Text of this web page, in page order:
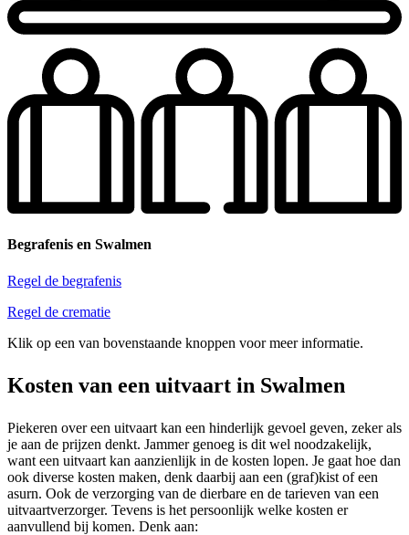
Begrafenis en Swalmen
Regel de begrafenis
Regel de crematie
Klik op een van bovenstaande knoppen voor meer informatie.
Kosten van een uitvaart in Swalmen
Piekeren over een uitvaart kan een hinderlijk gevoel geven, zeker als
je aan de prijzen denkt. Jammer genoeg is dit wel noodzakelijk,
want een uitvaart kan aanzienlijk in de kosten lopen. Je gaat hoe dan
ook diverse kosten maken, denk daarbij aan een (graf)kist of een
asurn. Ook de verzorging van de dierbare en de tarieven van een
uitvaartverzorger. Tevens is het persoonlijk welke kosten er
aanvullend bij komen. Denk aan: